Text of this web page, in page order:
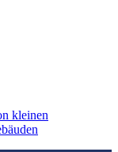
kleinen